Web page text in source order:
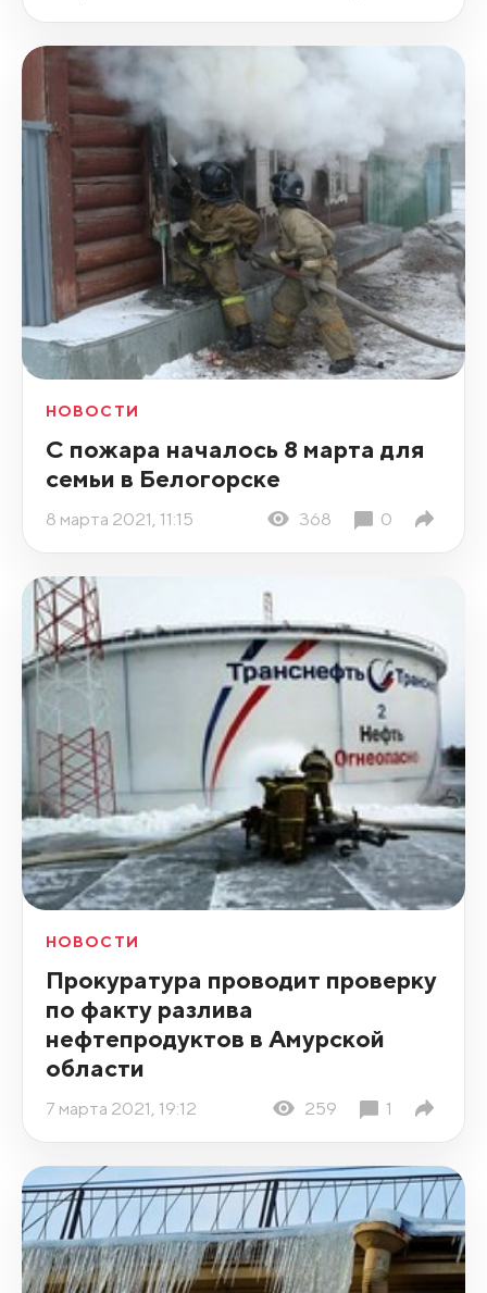
НОВОСТИ
С пожара началось 8 марта для
семьи в Белогорске
8 марта 2021, 11:15 368 0
НОВОСТИ
Прокуратура проводит проверку
по факту разлива
нефтепродуктов в Амурской
области
7 марта 2021, 19:12 259 1